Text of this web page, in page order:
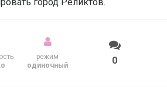
город Реликтов.
режим
одиночный
0